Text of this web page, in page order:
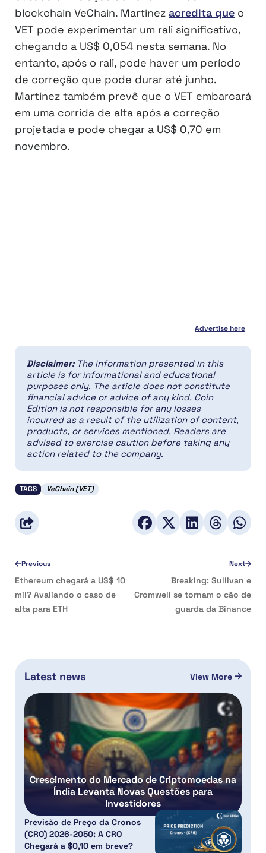
blockchain VeChain. Martinez acredita que o
VET pode experimentar um rali significativo,
chegando a US$ 0,054 nesta semana. No
entanto, após o rali, pode haver um período
de correção que pode durar até junho.
Martinez também prevê que o VET embarcará
em uma corrida de alta após a correção
projetada e pode chegar a US$ 0,70 em
novembro.
Advertise here
Disclaimer: The information presented in this
article is for informational and educational
purposes only. The article does not constitute
financial advice or advice of any kind. Coin
Edition is not responsible for any losses
incurred as a result of the utilization of content,
products, or services mentioned. Readers are
advised to exercise caution before taking any
action related to the company.
TAGS VeChain (VET)
Previous
Ethereum chegará a US$ 10
mil? Avaliando o caso de
alta para ETH
Next
Breaking: Sullivan e
Cromwell se tornam o cão de
guarda da Binance
Latest news View More
Crescimento do Mercado de Criptomoedas na
Índia Levanta Novas Questões para
Investidores
Previsão de Preço da Cronos
(CRO) 2026-2050: A CRO
Chegará a $0,10 em breve?